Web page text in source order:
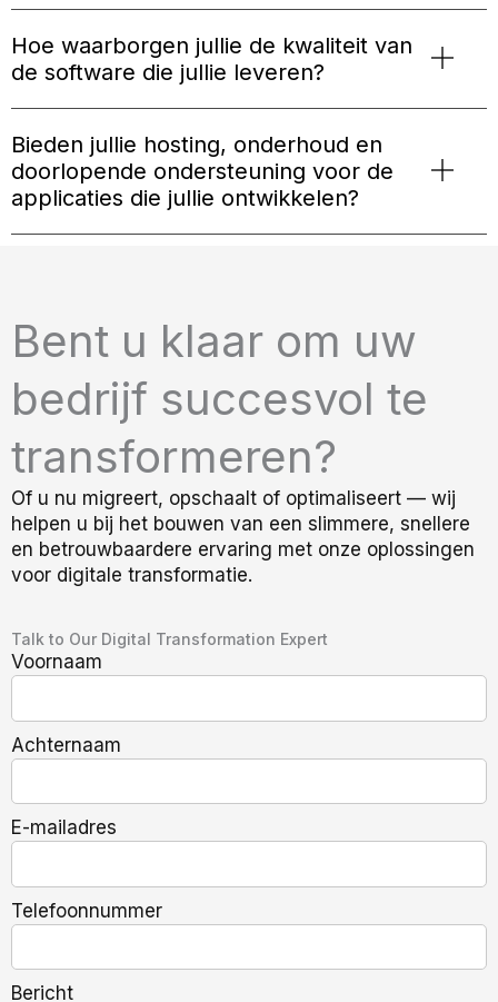
Hoe waarborgen jullie de kwaliteit van
de software die jullie leveren?
Bieden jullie hosting, onderhoud en
doorlopende ondersteuning voor de
applicaties die jullie ontwikkelen?
Bent u klaar om uw
bedrijf succesvol te
transformeren?
Of u nu migreert, opschaalt of optimaliseert — wij
helpen u bij het bouwen van een slimmere, snellere
en betrouwbaardere ervaring met onze oplossingen
voor digitale transformatie.
Talk to Our Digital Transformation Expert
Voornaam
Achternaam
E-mailadres
Telefoonnummer
Bericht